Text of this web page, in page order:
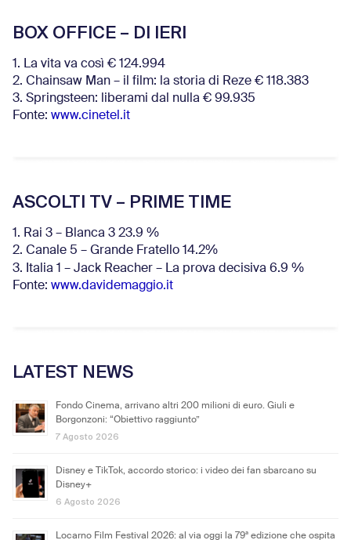
BOX OFFICE – DI IERI
1. La vita va così € 124.994
2. Chainsaw Man – il film: la storia di Reze € 118.383
3. Springsteen: liberami dal nulla € 99.935
Fonte: www.cinetel.it
ASCOLTI TV – PRIME TIME
1. Rai 3 – Blanca 3 23.9 %
2. Canale 5 – Grande Fratello 14.2%
3. Italia 1 – Jack Reacher – La prova decisiva 6.9 %
Fonte: www.davidemaggio.it
LATEST NEWS
Fondo Cinema, arrivano altri 200 milioni di euro. Giuli e
Borgonzoni: “Obiettivo raggiunto”
7 Agosto 2026
Disney e TikTok, accordo storico: i video dei fan sbarcano su
Disney+
6 Agosto 2026
Locarno Film Festival 2026: al via oggi la 79ª edizione che ospita